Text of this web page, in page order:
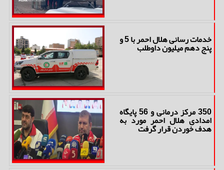
خدمات رسانی هلال احمر با 5 و
پنج دهم میلیون داوطلب
350 مرکز درمانی و 56 پایگاه
امدادی هلال احمر مورد به
هدف خوردن قرار گرفت